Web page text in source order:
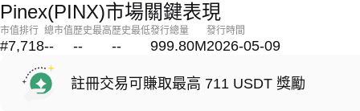
Pinex(PINX)市場關鍵表現
市值排行
#7,718
總市值
--
歷史最高
--
歷史最低
--
發行總量
999.80M
發行時間
2026-05-09
註冊交易可賺取最高 711 USDT 獎勵